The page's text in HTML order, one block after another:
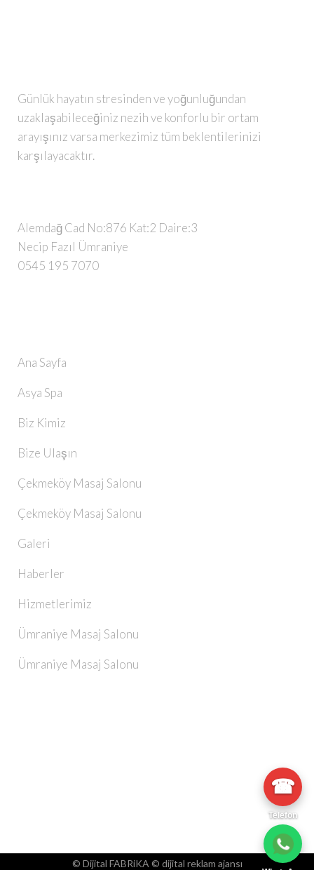
Günlük hayatın stresinden ve yoğunluğundan
uzaklaşabileceğiniz nezih ve konforlu bir ortam
arayışınız varsa merkezimiz tüm beklentilerinizi
karşılayacaktır.
Alemdağ Cad No:876 Kat:2 Daire:3
Necip Fazıl Ümraniye
0545 195 7070
Ana Sayfa
Asya Spa
Biz Kimiz
Bize Ulaşın
Çekmeköy Masaj Salonu
Çekmeköy Masaj Salonu
Galeri
Haberler
Hizmetlerimiz
Ümraniye Masaj Salonu
Ümraniye Masaj Salonu
© Dijital FABRiKA © dijital reklam ajansı
☎
Telefon